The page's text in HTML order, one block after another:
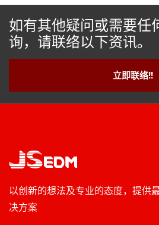
如有其他疑问或需要任
询，请联络以下资讯。
立即联络!!
以创新的想法及专业的态度，提供
决方案